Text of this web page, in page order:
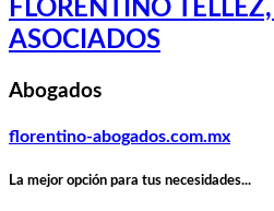
FLORENTINO
ASOCIADOS
Abogados
florentino-abogados.com.mx
La mejor opción para tus necesidades...